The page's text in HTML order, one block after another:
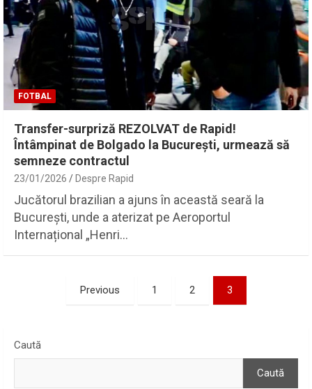
FOTBAL
Transfer-surpriză REZOLVAT de Rapid!
Întâmpinat de Bolgado la București, urmează să
semneze contractul
23/01/2026 Despre Rapid
Jucătorul brazilian a ajuns în această seară la
București, unde a aterizat pe Aeroportul
Internațional „Henri…
Previous 1 2 3
Caută
Caută